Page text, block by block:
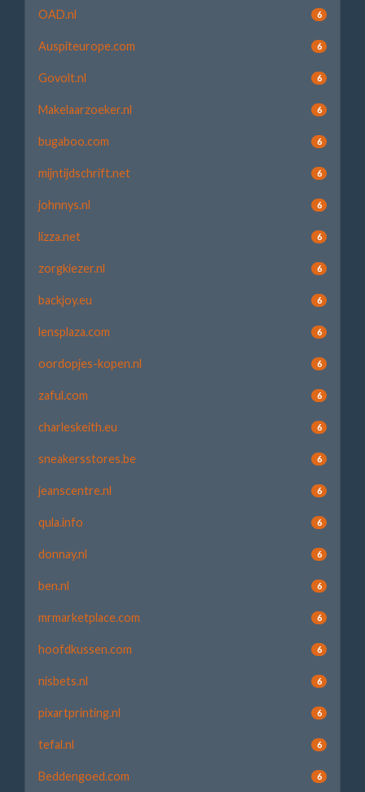
OAD.nl 6
Auspiteurope.com 6
Govolt.nl 6
Makelaarzoeker.nl 6
bugaboo.com 6
mijntijdschrift.net 6
johnnys.nl 6
lizza.net 6
zorgkiezer.nl 6
backjoy.eu 6
lensplaza.com 6
oordopjes-kopen.nl 6
zaful.com 6
charleskeith.eu 6
sneakersstores.be 6
jeanscentre.nl 6
qula.info 6
donnay.nl 6
ben.nl 6
mrmarketplace.com 6
hoofdkussen.com 6
nisbets.nl 6
pixartprinting.nl 6
tefal.nl 6
Beddengoed.com 6